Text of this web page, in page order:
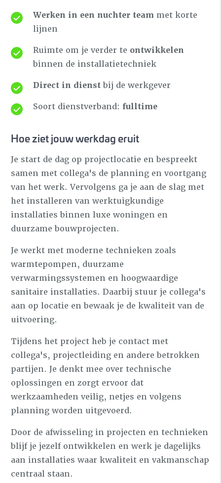
Werken in een nuchter team met korte
lijnen
Ruimte om je verder te ontwikkelen
binnen de installatietechniek
Direct in dienstbij de werkgever
Soort dienstverband: fulltime
Hoe ziet jouw werkdag eruit
Je start de dag op projectlocatie en bespreekt
samen met collega's de planning en voortgang
van het werk. Vervolgens ga je aan de slag met
het installeren van werktuigkundige
installaties binnen luxe woningen en
duurzame bouwprojecten.
Je werkt met moderne technieken zoals
warmtepompen, duurzame
verwarmingssystemen en hoogwaardige
sanitaire installaties. Daarbij stuur je collega's
aan op locatie en bewaak je de kwaliteit van de
uitvoering.
Tijdens het project heb je contact met
collega's, projectleiding en andere betrokken
partijen. Je denkt mee over technische
oplossingen en zorgt ervoor dat
werkzaamheden veilig, netjes en volgens
planning worden uitgevoerd.
Door de afwisseling in projecten en technieken
blijf je jezelf ontwikkelen en werk je dagelijks
aan installaties waar kwaliteit en vakmanschap
centraal staan.